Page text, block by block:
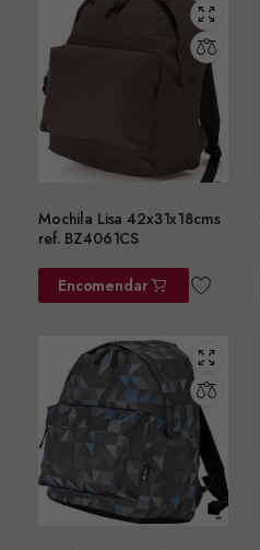
Mochila Lisa 42x31x18cms
ref. BZ4061CS
Encomendar